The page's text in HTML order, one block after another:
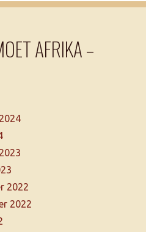
AFRIKA –
2022
2022